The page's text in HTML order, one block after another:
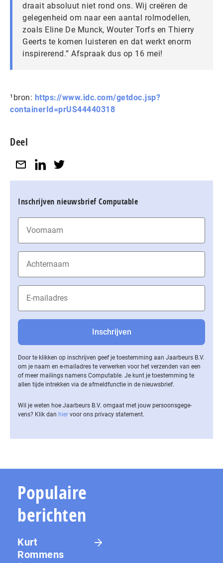
draait absoluut niet rond ons. Wij creëren de
gelegenheid om naar een aantal rolmodellen,
zoals Eline De Munck, Wouter Torfs en Thierry
Geerts te komen luisteren en dat werkt enorm
inspirerend.” Afspraak dus op 16 mei!
¹bron: https://www.idc.com/getdoc.jsp?
containerId=prUS44440318
Deel
Inschrijven nieuwsbrief Computable
Door te klikken op inschrijven geef je toestemming aan Jaarbeurs B.V.
om je naam en e-mailadres te verwerken voor het verzenden van een
of meer mailings namens Computable. Je kunt je toestemming te
allen tijde intrekken via de af­meld­func­tie in de nieuwsbrief.
Wil je weten hoe Jaarbeurs B.V. omgaat met jouw per­soons­ge­ge­
vens? Klik dan hier voor ons privacy statement.
Populaire
berichten
Kurt
Rommens